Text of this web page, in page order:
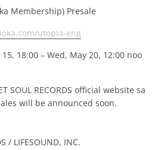
Membership) Presale
utopia-eng
18:00 – Wed, May 20, 12:00 noo
SOUL RECORDS official website sa
will be announced soon.
/ LIFESOUND, INC.